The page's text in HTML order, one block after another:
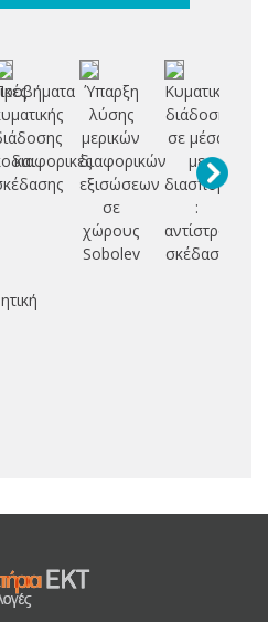
και
Ύπαρξη
λύσης
μερικών
διαφορικών
εξισώσεων
σε
χώρους
Sobolev
Κυματική
διάδοση
σε μέσα
με
διασπορά
:
αντίστροφη
σκέδαση